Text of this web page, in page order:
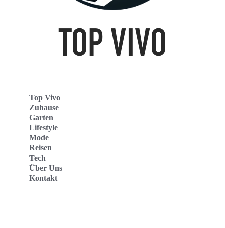
Top Vivo
Zuhause
Garten
Lifestyle
Mode
Reisen
Tech
Über Uns
Kontakt